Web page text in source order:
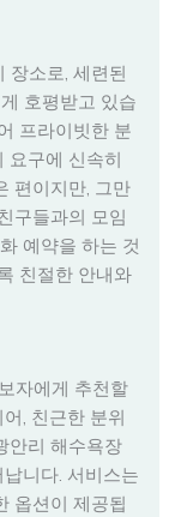
장소로, 세련된
호평받고 있습
프라이빗한 분
요구에 신속히
편이지만, 그만
구들과의 모임
예약을 하는 것
친절한 안내와
자에게 추천할
, 친근한 분위
안리 해수욕장
니다. 서비스는
옵션이 제공됩